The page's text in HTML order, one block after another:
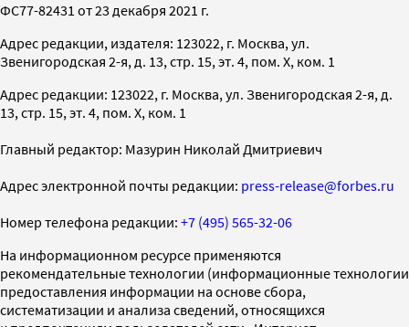
ФС77-82431 от 23 декабря 2021 г.
Адрес редакции, издателя: 123022, г. Москва, ул.
Звенигородская 2-я, д. 13, стр. 15, эт. 4, пом. X, ком. 1
Адрес редакции: 123022, г. Москва, ул. Звенигородская 2-я, д.
13, стр. 15, эт. 4, пом. X, ком. 1
Главный редактор: Мазурин Николай Дмитриевич
Адрес электронной почты редакции: press-release@forbes.ru
Номер телефона редакции: +7 (495) 565-32-06
На информационном ресурсе применяются
рекомендательные технологии (информационные технологии
предоставления информации на основе сбора,
систематизации и анализа сведений, относящихся